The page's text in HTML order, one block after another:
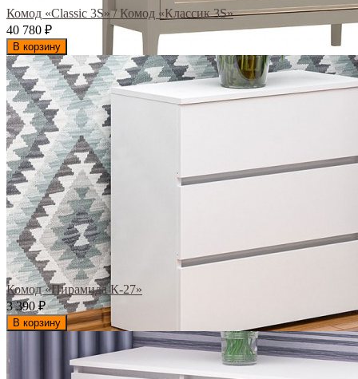
Комод «Classic 3S» / Комод «Классик 3S»
40 780 ₽
В корзину
Комод «Пирамида К-27»
3 390₽
В корзину